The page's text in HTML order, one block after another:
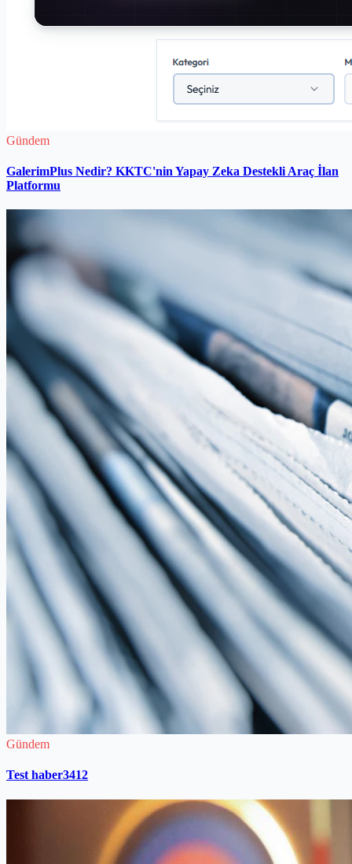
Gündem
GalerimPlus Nedir? KKTC'nin Yapay Zeka Destekli Araç İlan
Platformu
Gündem
Test haber3412